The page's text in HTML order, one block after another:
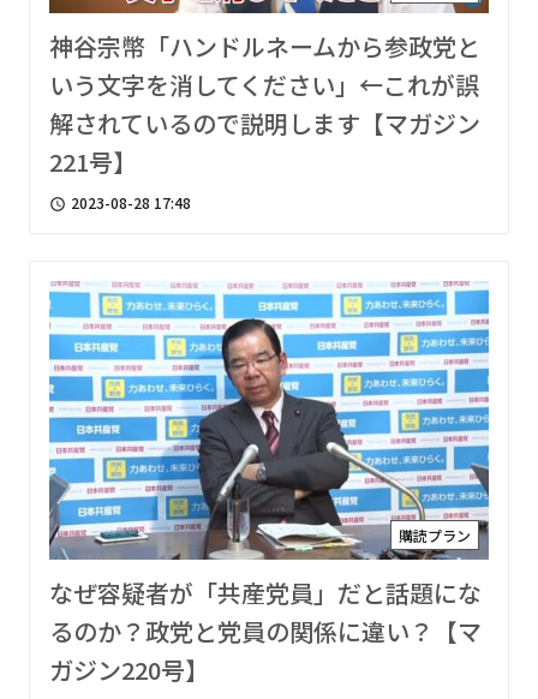
神谷宗幣「ハンドルネームから参政党と
いう文字を消してください」←これが誤
解されているので説明します【マガジン
221号】
access_time 2023-08-28 17:48
購読プラン
なぜ容疑者が「共産党員」だと話題にな
るのか？政党と党員の関係に違い？【マ
ガジン220号】